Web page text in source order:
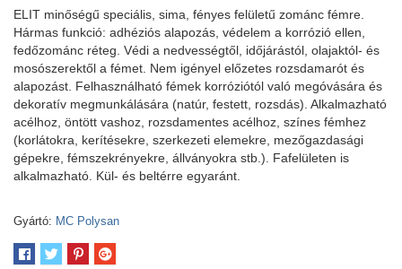
ELIT minőségű speciális, sima, fényes felületű zománc fémre.
Hármas funkció: adhéziós alapozás, védelem a korrózió ellen,
fedőzománc réteg. Védi a nedvességtől, időjárástól, olajaktól- és
mosószerektől a fémet. Nem igényel előzetes rozsdamarót és
alapozást. Felhasználható fémek korróziótól való megóvására és
dekoratív megmunkálására (natúr, festett, rozsdás). Alkalmazható
acélhoz, öntött vashoz, rozsdamentes acélhoz, színes fémhez
(korlátokra, kerítésekre, szerkezeti elemekre, mezőgazdasági
gépekre, fémszekrényekre, állványokra stb.). Fafelületen is
alkalmazható. Kül- és beltérre egyaránt.
Gyártó: MC Polysan